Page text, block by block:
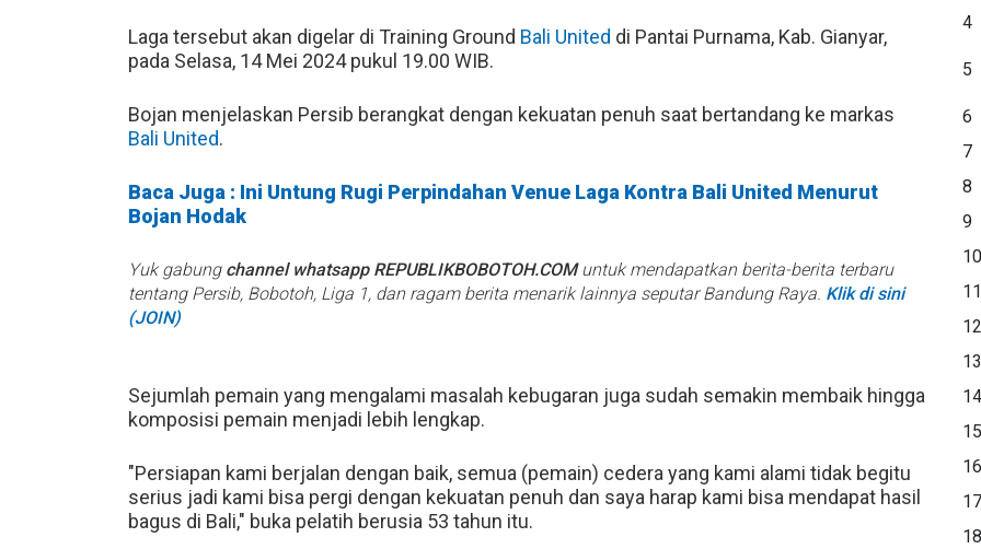
Laga tersebut akan digelar di Training Ground Bali United di Pantai Purnama, Kab. Gianyar,
pada Selasa, 14 Mei 2024 pukul 19.00 WIB.
Bojan menjelaskan Persib berangkat dengan kekuatan penuh saat bertandang ke markas
Bali United.
Baca Juga : Ini Untung Rugi Perpindahan Venue Laga Kontra Bali United Menurut
Bojan Hodak
Yuk gabung channel whatsapp REPUBLIKBOBOTOH.COMuntuk mendapatkan berita-berita terbaru
tentang Persib, Bobotoh, Liga 1, dan ragam berita menarik lainnya seputar Bandung Raya. Klik di sini
(JOIN)
Sejumlah pemain yang mengalami masalah kebugaran juga sudah semakin membaik hingga
komposisi pemain menjadi lebih lengkap.
"Persiapan kami berjalan dengan baik, semua (pemain) cedera yang kami alami tidak begitu
serius jadi kami bisa pergi dengan kekuatan penuh dan saya harap kami bisa mendapat hasil
bagus di Bali," buka pelatih berusia 53 tahun itu.
4
5
6
7
8
9
10
11
12
13
14
15
16
17
18